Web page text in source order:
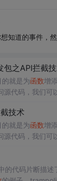
知道的事件，
包之API拦截
就是为函数增
代码，我们可
技术
就是为函数增
代码，我们可
的代码片断描述